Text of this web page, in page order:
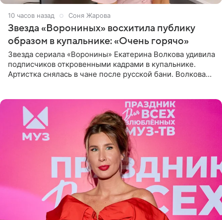
10 часов назад Соня Жарова
Звезда «Ворониных» восхитила публику
образом в купальнике: «Очень горячо»
Звезда сериала «Воронины» Екатерина Волкова удивила
подписчиков откровенными кадрами в купальнике.
Артистка снялась в чане после русской бани. Волкова